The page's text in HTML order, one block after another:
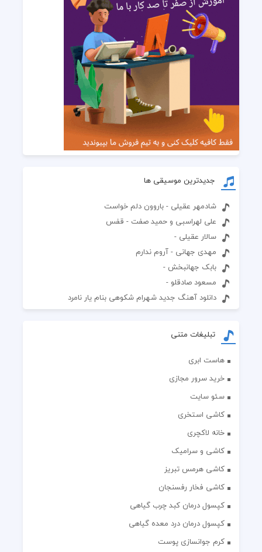
جدیدترین موسیقی ها
شادمهر عقیلی - باروون دلم خواست
علی لهراسبی و حمید صفت - قفس
سالار عقیلی -
مهدی جهانی - آروم ندارم
بابک جهانبخش -
مسعود صادقلو -
دانلود آهنگ جدید شهرام شکوهی بنام یار نامرد
تبلیغات متنی
هاست ابری
خرید سرور مجازی
سئو سایت
کاشی استخری
خانه لاکچری
کاشی و سرامیک
کاشی هرمس تبریز
کاشی فخار رفسنجان
کپسول درمان کبد چرب گیاهی
کپسول درمان درد معده گیاهی
کرم جوانسازی پوست